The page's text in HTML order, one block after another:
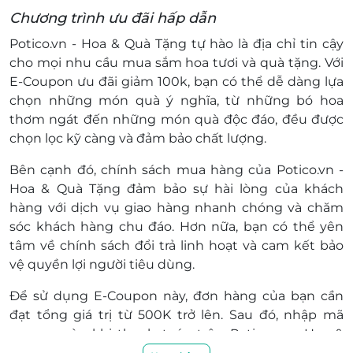
Hoa & Quà Tặng
hoặc đổi trả dưới mọi hình thức.
Chương trình ưu đãi hấp dẫn
Potico.vn - Hoa & Quà Tặng tự hào là địa chỉ tin cậy
cho mọi nhu cầu mua sắm hoa tươi và quà tặng. Với
E-Coupon ưu đãi giảm 100k, bạn có thể dễ dàng lựa
chọn những món quà ý nghĩa, từ những bó hoa
thơm ngát đến những món quà độc đáo, đều được
chọn lọc kỹ càng và đảm bảo chất lượng.
Bên cạnh đó, chính sách mua hàng của Potico.vn -
Hoa & Quà Tặng đảm bảo sự hài lòng của khách
hàng với dịch vụ giao hàng nhanh chóng và chăm
sóc khách hàng chu đáo. Hơn nữa, bạn có thể yên
tâm về chính sách đổi trả linh hoạt và cam kết bảo
vệ quyền lợi người tiêu dùng.
Để sử dụng E-Coupon này, đơn hàng của bạn cần
đạt tổng giá trị từ 500K trở lên. Sau đó, nhập mã
coupon vào khi thanh toán trên Potico.vn - Hoa &